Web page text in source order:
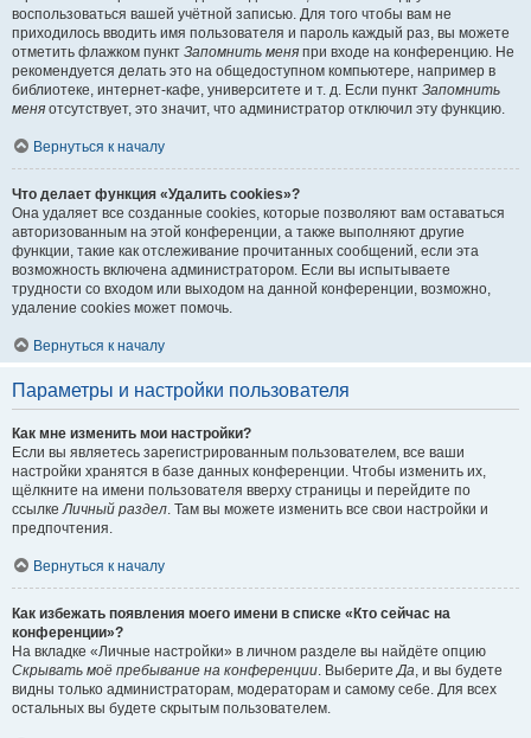
воспользоваться вашей учётной записью. Для того чтобы вам не
приходилось вводить имя пользователя и пароль каждый раз, вы можете
отметить флажком пункт Запомнить меня при входе на конференцию. Не
рекомендуется делать это на общедоступном компьютере, например в
библиотеке, интернет-кафе, университете и т. д. Если пункт Запомнить
меня отсутствует, это значит, что администратор отключил эту функцию.
Вернуться к началу
Что делает функция «Удалить cookies»?
Она удаляет все созданные cookies, которые позволяют вам оставаться
авторизованным на этой конференции, а также выполняют другие
функции, такие как отслеживание прочитанных сообщений, если эта
возможность включена администратором. Если вы испытываете
трудности со входом или выходом на данной конференции, возможно,
удаление cookies может помочь.
Вернуться к началу
Параметры и настройки пользователя
Как мне изменить мои настройки?
Если вы являетесь зарегистрированным пользователем, все ваши
настройки хранятся в базе данных конференции. Чтобы изменить их,
щёлкните на имени пользователя вверху страницы и перейдите по
ссылкеЛичный раздел. Там вы можете изменить все свои настройки и
предпочтения.
Вернуться к началу
Как избежать появления моего имени в списке «Кто сейчас на
конференции»?
На вкладке «Личные настройки» в личном разделе вы найдёте опцию
Скрывать моё пребывание на конференции. ВыберитеДа, и вы будете
видны только администраторам, модераторам и самому себе. Для всех
остальных вы будете скрытым пользователем.